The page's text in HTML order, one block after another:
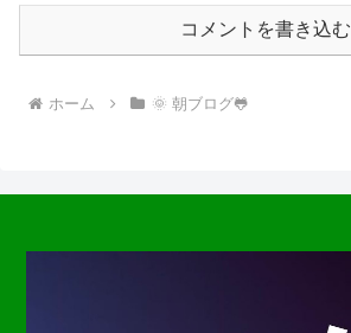
コメントを書き込む
ホーム 🌞 朝ブログ🐸